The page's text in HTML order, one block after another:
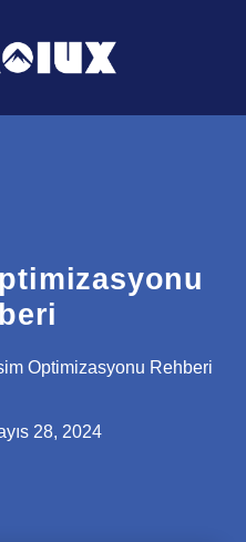
Optimizasyonu Rehberi
28, 2024